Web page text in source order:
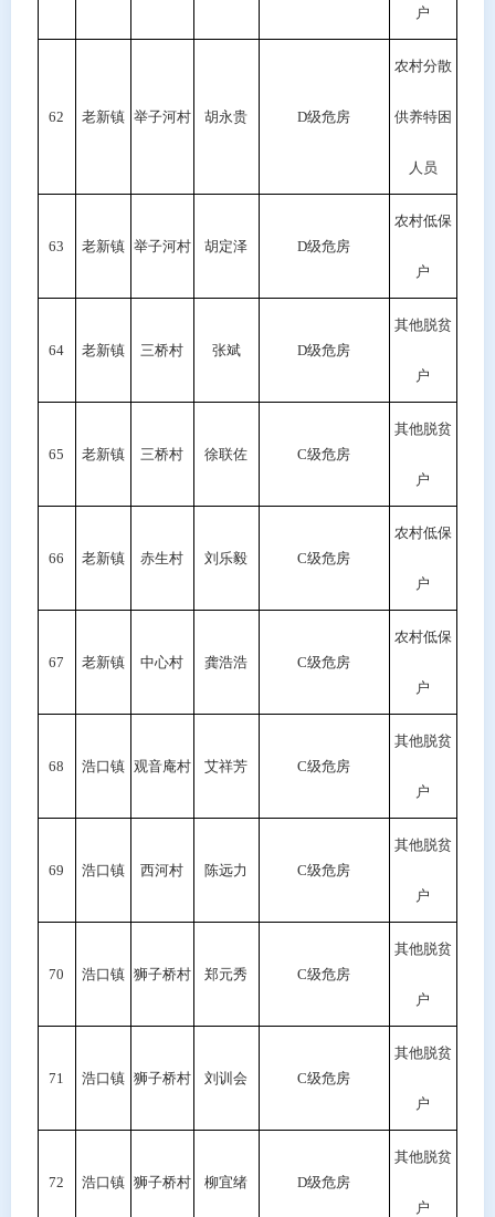
户
62 老新镇 举子河村 胡永贵 D级危房
农村分散
供养特困
人员
63 老新镇 举子河村 胡定泽 D级危房
农村低保
户
64 老新镇 三桥村 张斌 D级危房
其他脱贫
户
65 老新镇 三桥村 徐联佐 C级危房
其他脱贫
户
66 老新镇 赤生村 刘乐毅 C级危房
农村低保
户
67 老新镇 中心村 龚浩浩 C级危房
农村低保
户
68 浩口镇 观音庵村 艾祥芳 C级危房
其他脱贫
户
69 浩口镇 西河村 陈远力 C级危房
其他脱贫
户
70 浩口镇 狮子桥村 郑元秀 C级危房
其他脱贫
户
71 浩口镇 狮子桥村 刘训会 C级危房
其他脱贫
户
72 浩口镇 狮子桥村 柳宜绪 D级危房
其他脱贫
户